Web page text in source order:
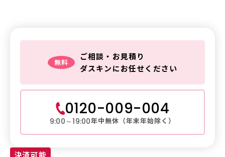
無料
ご相談・お見積り
ダスキンにお任せください
0120-009-004
9:00～19:00年中無休（年末年始除く）
決済可能